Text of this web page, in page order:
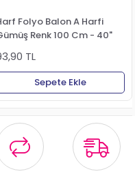
Folyo Balon A Harfi
Renk 100 Cm - 40"
TL
Sepete Ekle